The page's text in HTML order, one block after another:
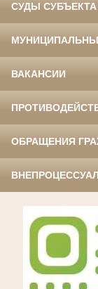
СУДЫ
ВАКАНСИИ
ОБРАЩЕНИЯ